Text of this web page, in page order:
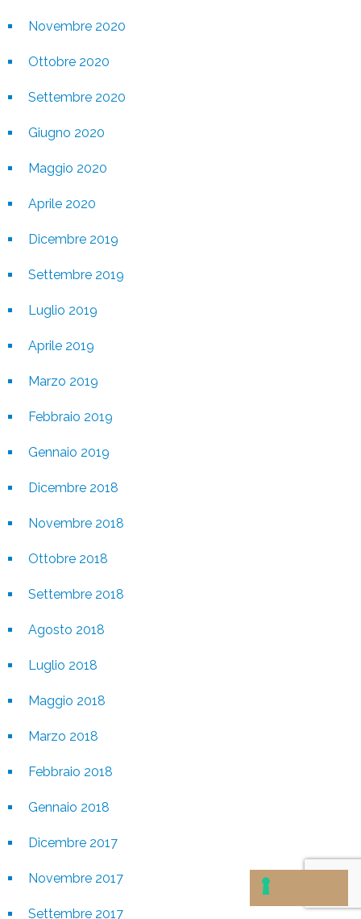
Novembre 2020
Ottobre 2020
Settembre 2020
Giugno 2020
Maggio 2020
Aprile 2020
Dicembre 2019
Settembre 2019
Luglio 2019
Aprile 2019
Marzo 2019
Febbraio 2019
Gennaio 2019
Dicembre 2018
Novembre 2018
Ottobre 2018
Settembre 2018
Agosto 2018
Luglio 2018
Maggio 2018
Marzo 2018
Febbraio 2018
Gennaio 2018
Dicembre 2017
Novembre 2017
Settembre 2017